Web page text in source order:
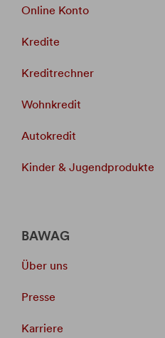
Online Konto
Kredite
Kreditrechner
Wohnkredit
Autokredit
Kinder & Jugendprodukte
BAWAG
Über uns
Presse
Karriere